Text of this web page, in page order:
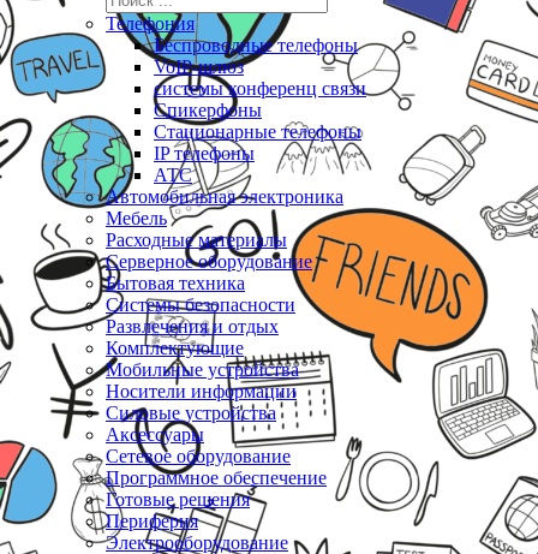
Телефония
Беспроводные телефоны
VoIP-шлюз
системы конференц связи
Спикерфоны
Стационарные телефоны
IP телефоны
АТС
Автомобильная электроника
Мебель
Расходные материалы
Серверное оборудование
Бытовая техника
Системы безопасности
Развлечения и отдых
Комплектующие
Мобильные устройства
Носители информации
Силовые устройства
Аксессуары
Сетевое оборудование
Программное обеспечение
Готовые решения
Периферия
Электрооборудование